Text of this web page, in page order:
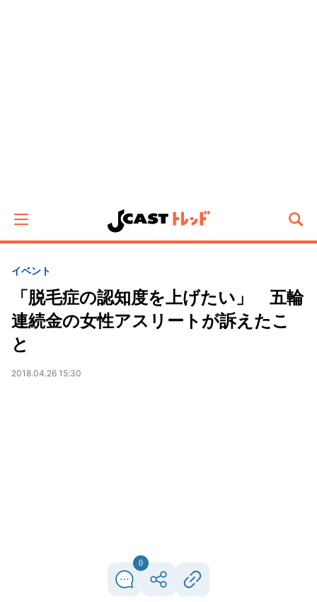
イベント
「脱毛症の認知度を上げたい」 五輪
連続金の女性アスリートが訴えたこ
と
2018.04.26 15:30
0